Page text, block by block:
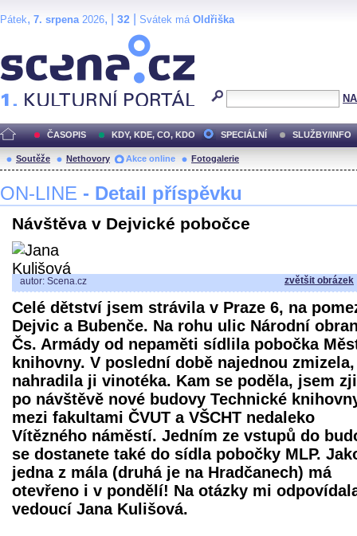
Pátek, 7. srpena2026, | 32 Svátek má Oldřiška
ČASOPIS KDY, KDE, CO, KDO SPECIÁLNÍ SLUŽBY/INFO
Soutěže Nethovory Akce online Fotogalerie
ON-LINE - Detail příspěvku
Návštěva v Dejvické pobočce
autor: Scena.cz zvětšit obrázek
Celé dětství jsem strávila v Praze 6, na
Dejvic a Bubenče. Na rohu ulic Národní
Čs. Armády od nepaměti sídlila pobočka
knihovny. V poslední době najednou
nahradila ji vinotéka. Kam se poděla, jsem
po návštěvě nové budovy Technické
mezi fakultami ČVUT a VŠCHT nedaleko
Vítězného náměstí. Jedním ze vstupů do
se dostanete také do sídla pobočky MLP.
jedna z mála (druhá je na Hradčanech) má
otevřeno i v pondělí! Na otázky mi
vedoucí Jana Kulišová.